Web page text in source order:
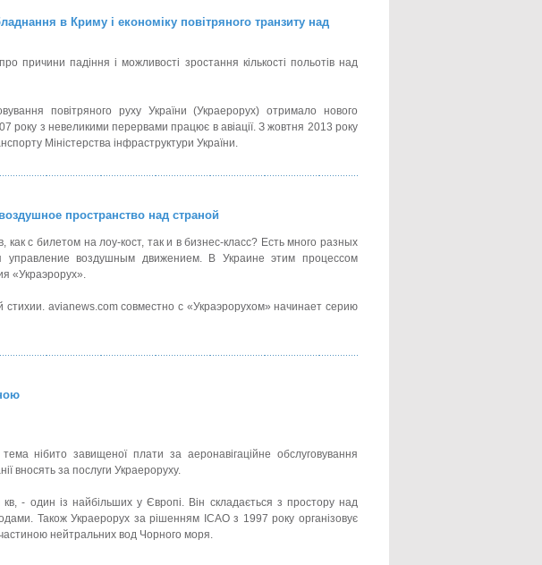
в Криму і економіку повітряного транзиту над
причини падіння і можливості зростання кількості польотів над
повітряного руху України (Украерорух) отримало нового
року з невеликими перервами працює в авіації. З жовтня 2013 року
Міністерства інфраструктури України.
пространство над страной
с билетом на лоу-кост, так и в бизнес-класс? Есть много разных
воздушным движением. В Украине этим процессом
«Украэрорух».
avianews.com совместно с «Украэрорухом» начинает серию
нібито завищеної плати за аеронавігаційне обслуговування
вносять за послуги Украероруху.
- один із найбільших у Європі. Він складається з простору над
Також Украерорух за рішенням ICAO з 1997 року організовує
нейтральних вод Чорного моря.